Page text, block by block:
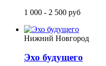
1 000 - 2 500 руб
Нижний Новгород
Эхо будущего